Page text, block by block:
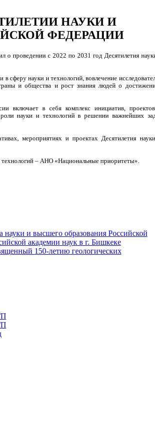
НАУКИ И
ФЕДЕРАЦИИ
о проведении с 2022 по 2031 год Десятилетия
сферу науки и технологий, вовлечение
и общества и рост знания людей о
включает в себя комплекс инициатив,
науки и технологий в решении важнейших
мероприятиях и проектах Десятилетия
– АНО «Национальные приоритеты».
науки и высшего образования Российской
академии наук в г. Бишкеке
150-летию геологических